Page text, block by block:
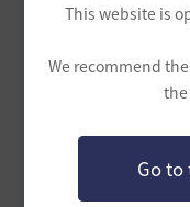
This website is
We recommend
Go to
NPC「プガル」よ
計」を完了！そし